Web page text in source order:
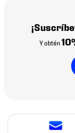
Y obtén